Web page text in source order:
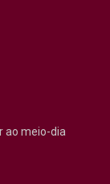
ao meio-dia